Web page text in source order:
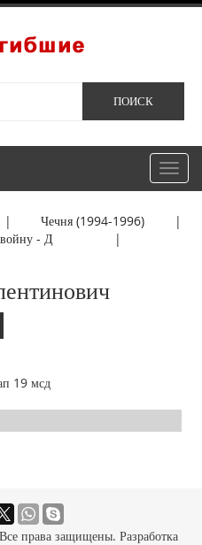
Чечня (1994-1996) |
- Д |
19 мсд
права защищены. Разработка